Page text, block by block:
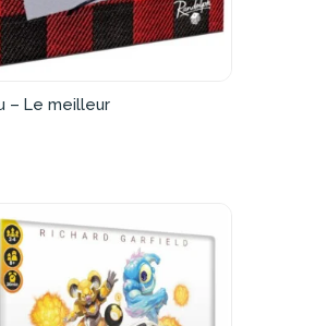
– Le meilleur